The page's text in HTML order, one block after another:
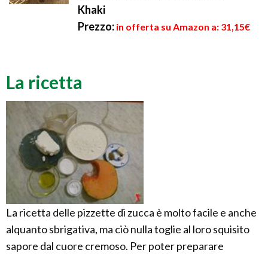
Khaki
Prezzo: in offerta su Amazon a: 31,15€
La ricetta
La ricetta delle pizzette di zucca è molto facile e anche
alquanto sbrigativa, ma ciò nulla toglie al loro squisito
sapore dal cuore cremoso. Per poter preparare